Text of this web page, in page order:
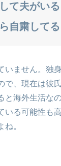
て夫がい
自粛してる
いません。独
で、現在は彼
と海外生活な
いる可能性も
ね。